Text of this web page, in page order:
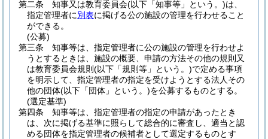
第二条
知事又は教育委員会(以下「知事等」という。)は、
指定管理者に別表に掲げる公の施設の管理を行わせること
ができる。
(公募)
第三条
知事等は、指定管理者に公の施設の管理を行わせよ
うとするときは、施設の概要、申請の方法その他の規則又
は教育委員会規則 (以下「規則等」という。)で定める事項
を明示して、指定管理者の指定を受けようとする法人その
他の団体(以下「団体」という。)を公募するものとする。
(選定基準)
第四条
知事等は、指定管理者の指定の申請があったとき
は、次に掲げる基準に照らして総合的に審査し、適当と認
める団体を指定管理者の候補者として選定するものとす